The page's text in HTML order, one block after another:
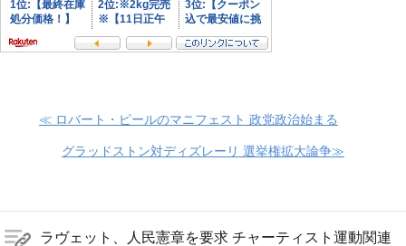
≪ ロバート・ピールのマニフェスト 政党政治始まる
グラッドストン対ディズレーリ 選挙権拡大論争≫
ラヴェット、人民憲章を要求 チャーティスト運動関連